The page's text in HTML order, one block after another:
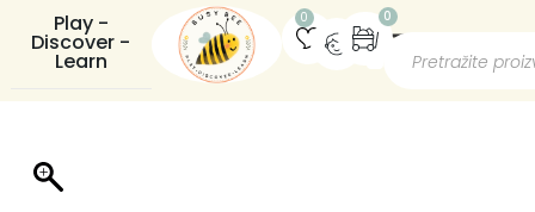
Play -
Discover -
Learn
0 0